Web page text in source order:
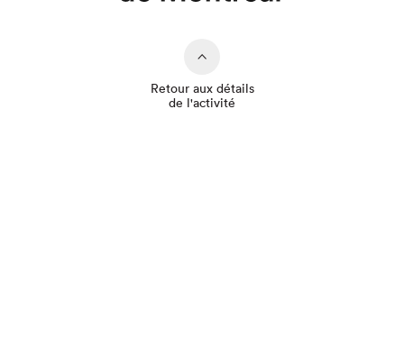
Retour aux détails
de l'activité